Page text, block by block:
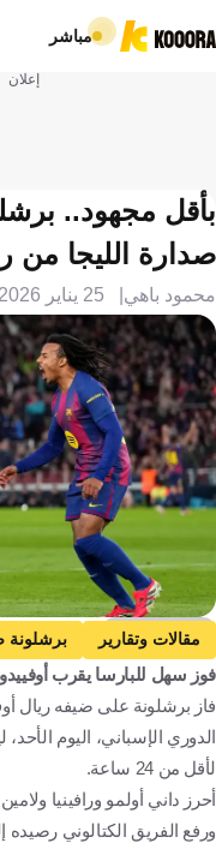
مباشر
إعلان
بأقل مجهود..
صدارة الليجا من
محمود باهي 25 يناير 2026
Getty Images
مقالات وتقارير برشلونة
ريال أوفييدو
فوز سهل للبارسا يقرب
الدوري الإسباني، اليوم
لأقل من 24 ساعة.
أحرز داني أولمو ورافينيا ولامين